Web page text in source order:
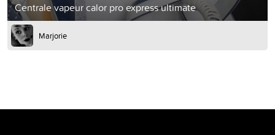
Centrale vapeur calor pro express ultimate
Marjorie